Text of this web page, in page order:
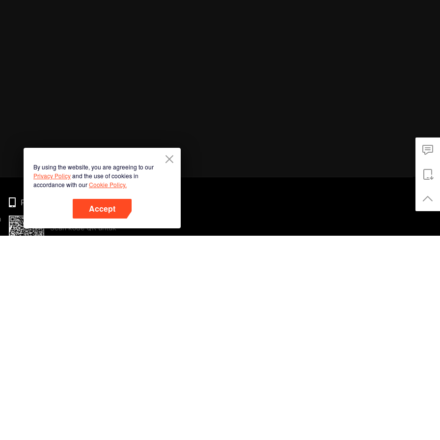
By using the website, you are agreeing to our
Privacy Policyand the use of cookies in
accordance with ourCookie Policy.
Accept
Phone
Scan kode QR untuk
mengunduh sekarang!